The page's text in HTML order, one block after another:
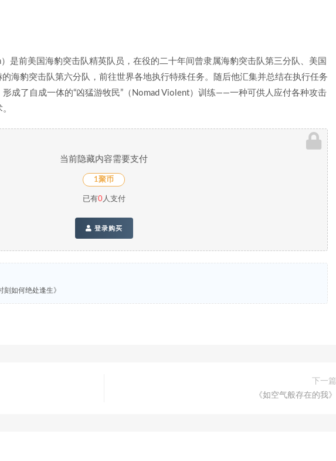
是前美国海豹突击队精英队员，在役的二十年间曾隶属海豹突击队第三分队、美国
的海豹突击队第六分队，前往世界各地执行特殊任务。随后他汇集并总结在执行任务
成了自成一体的“凶猛游牧民”（Nomad Violent）训练——一种可供人应付各种攻击
当前隐藏内容需要支付
1聚币
已有0人支付
登录购买
刻如何绝处逢生》
下一篇
《如空气般存在的我》